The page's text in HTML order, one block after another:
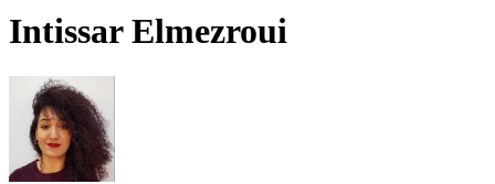
Intissar Elmezroui